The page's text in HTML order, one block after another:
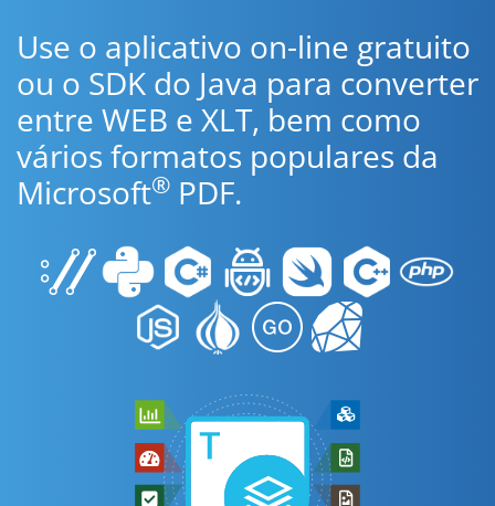
Use o aplicativo on-line gratuito
ou o SDK do Java para converter
entre WEB e XLT, bem como
vários formatos populares da
Microsoft® PDF.